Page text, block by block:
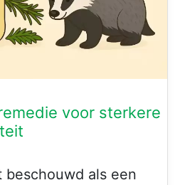
voor sterkere
beschouwd als een